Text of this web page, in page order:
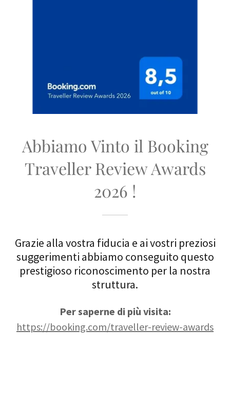
Abbiamo Vinto il Booking
Traveller Review Awards
2026 !
Grazie alla vostra fiducia e ai vostri preziosi
suggerimenti abbiamo conseguito questo
prestigioso riconoscimento per la nostra
struttura.
Per saperne di più visita:
https://booking.com/traveller-review-awards